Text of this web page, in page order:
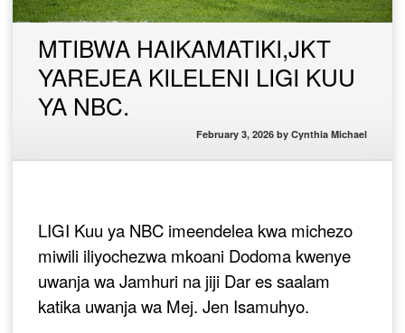
MTIBWA HAIKAMATIKI,JKT
YAREJEA KILELENI LIGI KUU
YA NBC.
February 3, 2026 by Cynthia Michael
LIGI Kuu ya NBC imeendelea kwa michezo
miwili iliyochezwa mkoani Dodoma kwenye
uwanja wa Jamhuri na jiji Dar es saalam
katika uwanja wa Mej. Jen Isamuhyo.